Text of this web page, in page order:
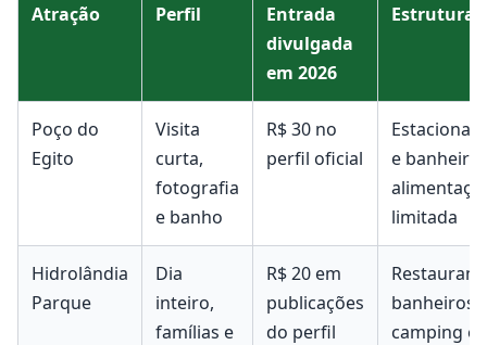
Atração Perfil
Entrada
divulgada
em 2026
Estrutura
Poço do
Egito
Visita
curta,
fotografia
e banho
R$ 30 no
perfil oficial
e banheiro;
limitada
Hidrolândia
Parque
Dia
inteiro,
famílias e
R$ 20 em
publicações
do perfil
banheiros,
camping e